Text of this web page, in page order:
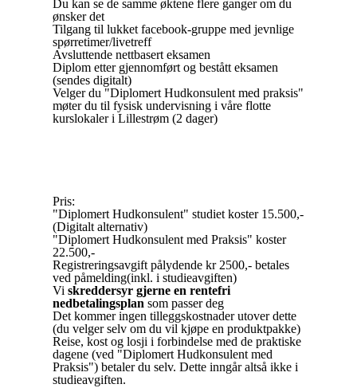
Du kan se de samme øktene flere ganger om du
ønsker det
Tilgang til lukket facebook-gruppe med jevnlige
spørretimer/livetreff
Avsluttende nettbasert eksamen
Diplom etter gjennomført og bestått eksamen
(sendes digitalt)
Velger du "Diplomert Hudkonsulent med praksis"
møter du til fysisk undervisning i våre flotte
kurslokaler i Lillestrøm (2 dager)
Pris:
"Diplomert Hudkonsulent" studiet koster 15.500,-
(Digitalt alternativ)
"Diplomert Hudkonsulent med Praksis" koster
22.500,-
Registreringsavgift pålydende kr 2500,- betales
ved påmelding(inkl. i studieavgiften)
Vi skreddersyr gjerne en rentefri
nedbetalingsplan som passer deg
Det kommer ingen tilleggskostnader utover dette
(du velger selv om du vil kjøpe en produktpakke)
Reise, kost og losji i forbindelse med de praktiske
dagene (ved "Diplomert Hudkonsulent med
Praksis") betaler du selv. Dette inngår altså ikke i
studieavgiften.